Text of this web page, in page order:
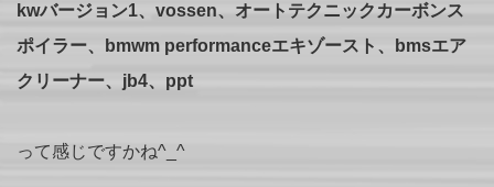
kwバージョン1、vossen、オートテクニックカーボンス
ポイラー、bmwm performanceエキゾースト、bmsエア
クリーナー、jb4、ppt
って感じですかね^_^